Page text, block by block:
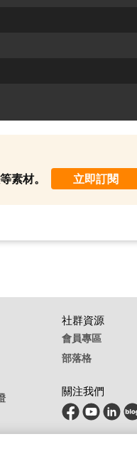
素材。
立即訂閱
社群資源
會員專區
部落格
關注我們